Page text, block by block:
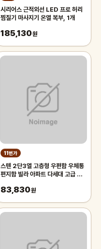
시리어스 근적외선 LED 프로 허리
찜질기 마사지기 온열 복부, 1개
185,130원
11번가
스텐 2단3열 고층형 우편함 우체통
편지함 빌라 아파트 다세대 고급 스
83,830원